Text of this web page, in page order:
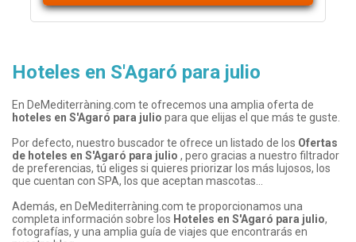
Hoteles en S'Agaró para julio
En DeMediterràning.com te ofrecemos una amplia oferta de
hoteles en S'Agaró para julio para que elijas el que más te guste.
Por defecto, nuestro buscador te ofrece un listado de los Ofertas
de hoteles en S'Agaró para julio , pero gracias a nuestro filtrador
de preferencias, tú eliges si quieres priorizar los más lujosos, los
que cuentan con SPA, los que aceptan mascotas...
Además, en DeMediterràning.com te proporcionamos una
completa información sobre los Hoteles en S'Agaró para julio,
fotografías, y una amplia guía de viajes que encontrarás en